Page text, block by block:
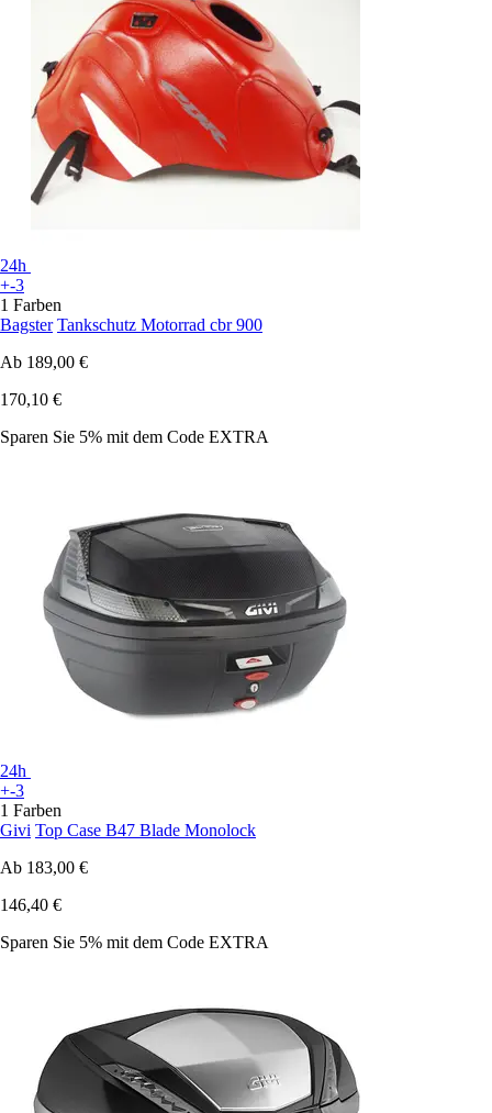
24h
+-3
1 Farben
Bagster Tankschutz Motorrad cbr 900
Ab 189,00 €
170,10 €
Sparen Sie 5% mit dem Code EXTRA
24h
+-3
1 Farben
Givi Top Case B47 Blade Monolock
Ab 183,00 €
146,40 €
Sparen Sie 5% mit dem Code EXTRA